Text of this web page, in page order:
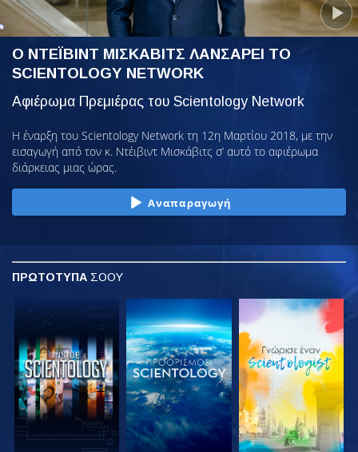
Ο ΝΤΕΪΒΙΝΤ ΜΙΣΚΑΒΙΤΣ ΛΑΝΣΑΡΕΙ ΤΟ
SCIENTOLOGY NETWORK
Αφιέρωμα Πρεμιέρας του Scientology Network
Η έναρξη του Scientology Network τη 12η Μαρτίου 2018, με την
εισαγωγή από τον κ. Ντέιβιντ Μισκάβιτς σ’ αυτό το αφιέρωμα
διάρκειας μιας ώρας.
Αναπαραγωγή
ΠΡΩΤΟΤΥΠΑ ΣΟΟΥ